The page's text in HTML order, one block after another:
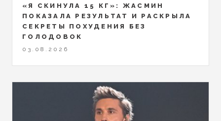
«Я СКИНУЛА 15 КГ»: ЖАСМИН
ПОКАЗАЛА РЕЗУЛЬТАТ И РАСКРЫЛА
СЕКРЕТЫ ПОХУДЕНИЯ БЕЗ
ГОЛОДОВОК
03.08.2026